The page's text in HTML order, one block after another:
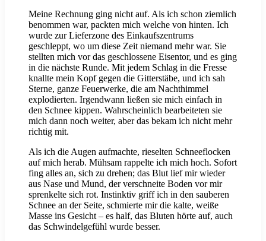
Meine Rechnung ging nicht auf. Als ich schon ziemlich
benommen war, packten mich welche von hinten. Ich
wurde zur Lieferzone des Einkaufszentrums
geschleppt, wo um diese Zeit niemand mehr war. Sie
stellten mich vor das geschlossene Eisentor, und es ging
in die nächste Runde. Mit jedem Schlag in die Fresse
knallte mein Kopf gegen die Gitterstäbe, und ich sah
Sterne, ganze Feuerwerke, die am Nachthimmel
explodierten. Irgendwann ließen sie mich einfach in
den Schnee kippen. Wahrscheinlich bearbeiteten sie
mich dann noch weiter, aber das bekam ich nicht mehr
richtig mit.
Als ich die Augen aufmachte, rieselten Schneeflocken
auf mich herab. Mühsam rappelte ich mich hoch. Sofort
fing alles an, sich zu drehen; das Blut lief mir wieder
aus Nase und Mund, der verschneite Boden vor mir
sprenkelte sich rot. Instinktiv griff ich in den sauberen
Schnee an der Seite, schmierte mir die kalte, weiße
Masse ins Gesicht – es half, das Bluten hörte auf, auch
das Schwindelgefühl wurde besser.